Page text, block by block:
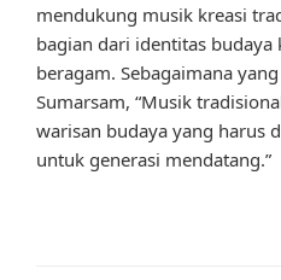
mendukung musik kreasi
bagian dari identitas budaya
beragam. Sebagaimana
Sumarsam, “Musik
warisan budaya yang harus
untuk generasi mendatang.”